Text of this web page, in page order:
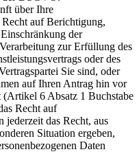
über Ihre
Recht auf Berichtigung,
der
zur Erfüllung des
oder des
Sie sind, oder
auf Ihren Antrag hin vor
6 Absatz 1 Buchstabe
Recht auf
jederzeit das Recht, aus
Situation ergeben,
Daten